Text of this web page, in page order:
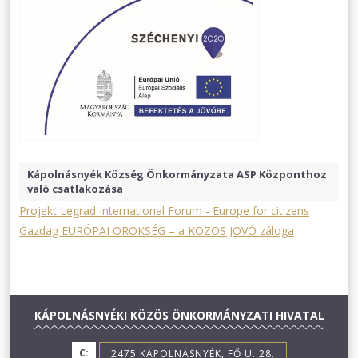
Kápolnásnyék Község Önkormányzata ASP Központhoz
való csatlakozása
Projekt Legrad International Forum - Europe for citizens
Gazdag EURÓPAI ÖRÖKSÉG – a KÖZÖS JÖVŐ záloga
KÁPOLNÁSNYÉKI KÖZÖS ÖNKORMÁNYZATI HIVATAL
C: 2475 KÁPOLNÁSNYÉK, FŐ U. 28.